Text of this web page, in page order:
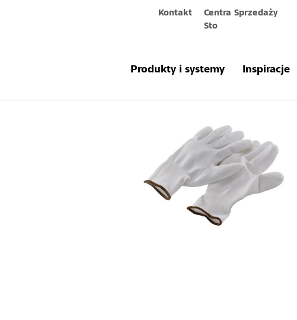
Kontakt
Centra Sprzedaży
Sto
Produkty i systemy Inspiracje